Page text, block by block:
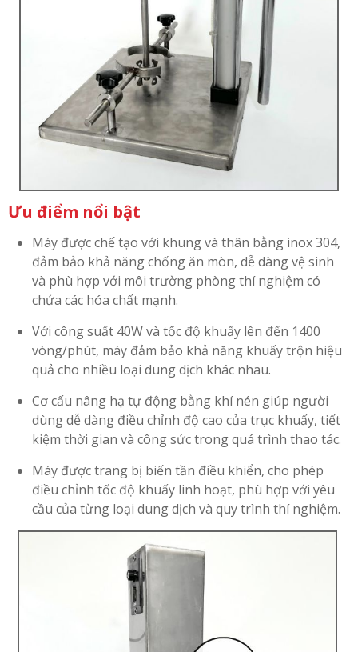
Ưu điểm nổi bật
Máy được chế tạo với khung và thân bằng inox 304,
đảm bảo khả năng chống ăn mòn, dễ dàng vệ sinh
và phù hợp với môi trường phòng thí nghiệm có
chứa các hóa chất mạnh.
Với công suất 40W và tốc độ khuấy lên đến 1400
vòng/phút, máy đảm bảo khả năng khuấy trộn hiệu
quả cho nhiều loại dung dịch khác nhau.
Cơ cấu nâng hạ tự động bằng khí nén giúp người
dùng dễ dàng điều chỉnh độ cao của trục khuấy, tiết
kiệm thời gian và công sức trong quá trình thao tác.
Máy được trang bị biến tần điều khiển, cho phép
điều chỉnh tốc độ khuấy linh hoạt, phù hợp với yêu
cầu của từng loại dung dịch và quy trình thí nghiệm.